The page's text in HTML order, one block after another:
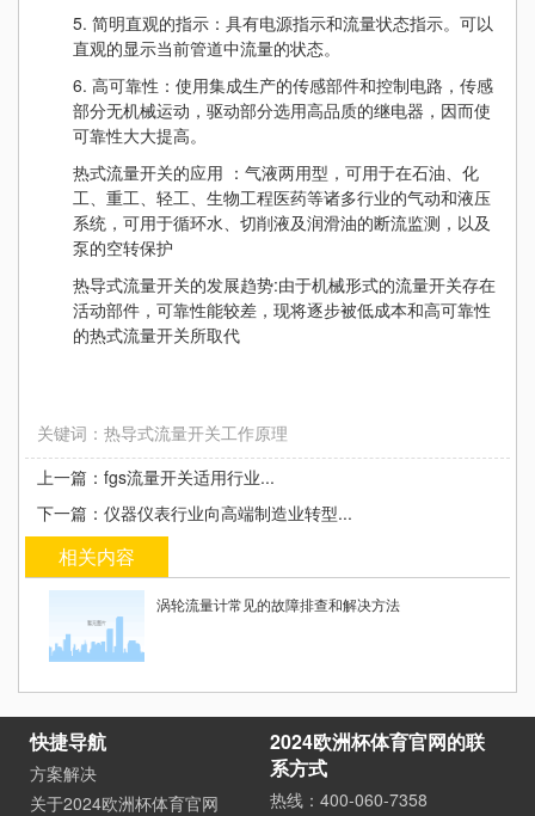
5. 简明直观的指示：具有电源指示和流量状态指示。可以
直观的显示当前管道中流量的状态。
6. 高可靠性：使用集成生产的传感部件和控制电路，传感
部分无机械运动，驱动部分选用高品质的继电器，因而使
可靠性大大提高。
热式流量开关的应用 ：气液两用型，可用于在石油、化
工、重工、轻工、生物工程医药等诸多行业的气动和液压
系统，可用于循环水、切削液及润滑油的断流监测，以及
泵的空转保护
热导式流量开关的发展趋势:由于机械形式的流量开关存在
活动部件，可靠性能较差，现将逐步被低成本和高可靠性
的热式流量开关所取代
关键词：热导式流量开关工作原理
上一篇：fgs流量开关适用行业...
下一篇：仪器仪表行业向高端制造业转型...
相关内容
涡轮流量计常见的故障排查和解决方法
快捷导航
方案解决
关于2024欧洲杯体育官网
2024欧洲杯体育官网的联
系方式
热线：400-060-7358